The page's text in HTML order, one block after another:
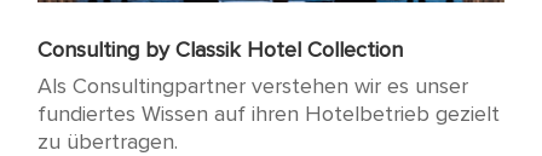
Consulting by Classik Hotel Collection
Als Consultingpartner verstehen wir es unser
fundiertes Wissen auf ihren Hotelbetrieb gezielt
zu übertragen.